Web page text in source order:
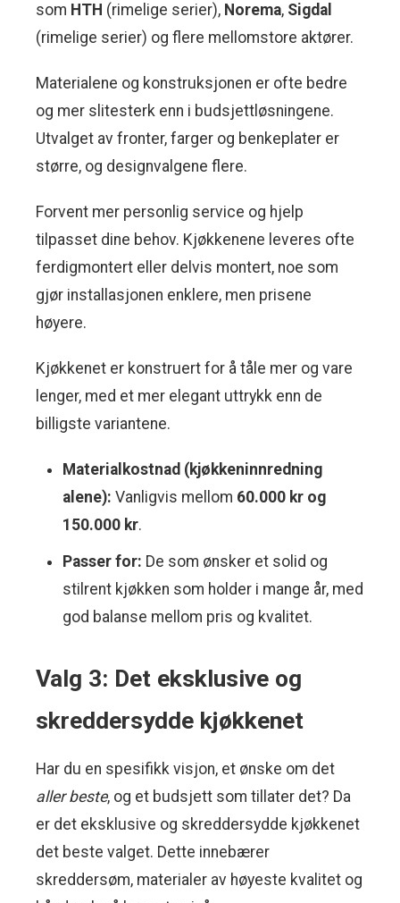
som HTH (rimelige serier), Norema, Sigdal
(rimelige serier) og flere mellomstore aktører.
Materialene og konstruksjonen er ofte bedre
og mer slitesterk enn i budsjettløsningene.
Utvalget av fronter, farger og benkeplater er
større, og designvalgene flere.
Forvent mer personlig service og hjelp
tilpasset dine behov. Kjøkkenene leveres ofte
ferdigmontert eller delvis montert, noe som
gjør installasjonen enklere, men prisene
høyere.
Kjøkkenet er konstruert for å tåle mer og vare
lenger, med et mer elegant uttrykk enn de
billigste variantene.
Materialkostnad (kjøkkeninnredning
alene): Vanligvis mellom 60.000 kr og
150.000 kr.
Passer for: De som ønsker et solid og
stilrent kjøkken som holder i mange år, med
god balanse mellom pris og kvalitet.
Valg 3: Det eksklusive og
skreddersydde kjøkkenet
Har du en spesifikk visjon, et ønske om det
aller beste, og et budsjett som tillater det? Da
er det eksklusive og skreddersydde kjøkkenet
det beste valget. Dette innebærer
skreddersøm, materialer av høyeste kvalitet og